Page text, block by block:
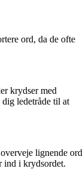
ord, da de ofte
krydser med
ledetråde til at
lignende ord
i krydsordet.